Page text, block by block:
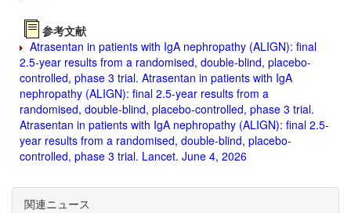
参考文献
Atrasentan in patients with IgA nephropathy (ALIGN): final
2.5-year results from a randomised, double-blind, placebo-
controlled, phase 3 trial. Atrasentan in patients with IgA
nephropathy (ALIGN): final 2.5-year results from a
randomised, double-blind, placebo-controlled, phase 3 trial.
Atrasentan in patients with IgA nephropathy (ALIGN): final 2.5-
year results from a randomised, double-blind, placebo-
controlled, phase 3 trial. Lancet. June 4, 2026
関連ニュース